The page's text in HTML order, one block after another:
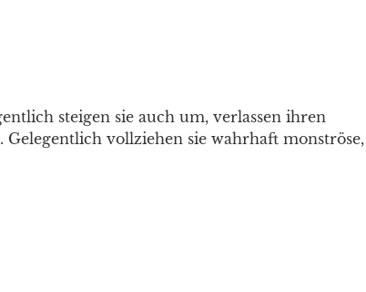
steigen sie auch um, verlassen ihren
vollziehen sie wahrhaft monströse,